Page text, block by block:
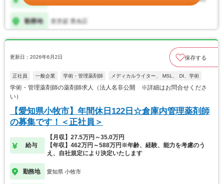
更新日：2026年6月2日 保存する
正社員 一般企業 学術・管理薬剤師 メディカルライター、 MSL、 DI、学術
学術・管理薬剤師の薬剤師求人（法人名非公開 ※詳細はお問合せくださ
い）
【愛知県小牧市】年間休日122日☆倉庫内管理薬剤師
の募集です！＜正社員＞
給与
【月収】27.5万円～35.0万円
【年収】462万円～588万円※年齢、経験、能力を考慮のう
え、自社規定により決定いたします
勤務地 愛知県 小牧市